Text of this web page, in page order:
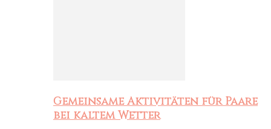
Gemeinsame Aktivitäten für Paare
bei kaltem Wetter